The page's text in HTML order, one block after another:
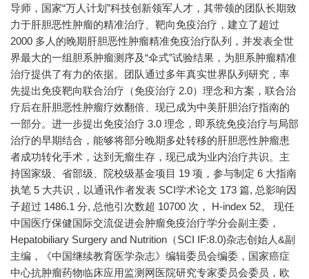
导师，国家“万人计划”科技创新领军人才，其带领的团队长期致
力于肝胆恶性肿瘤的精准治疗、靶向免疫治疗，建立了超过
2000 多人的晚期肝胆恶性肿瘤精准免疫治疗队列，并发表全世
界最大的一组胆系肿瘤测序及“伞式”试验结果，为胆系肿瘤精准
治疗提供了有力的依据。团队通过多年真实世界队列研究，率
先提出免疫靶向联合治疗（免疫治疗 2.0）理念和方案，联合治
疗后在肝胆恶性肿瘤疗效翻倍、现已成为中美肝胆治疗指南的
一部分。进一步提出免疫治疗 3.0 理念，即系统免疫治疗与局部
治疗的早期结合，能够将部分晚期多处转移的肝胆恶性肿瘤患
者成功转化手术，达到无瘤生存，现已成为业内治疗共识。主
持国家级、省部级、院校级基金项目 19 项，参与制定 6 大指南
执笔 5 大共识，以通讯作者发表 SCI学术论文 173 篇, 总影响因
子超过 1486.1 分, 总他引次数超 10700 次， H-index 52。 现任
中国医疗保健国际交流促进会肿瘤免疫治疗学分会副主委，
Hepatobiliary Surgery and Nutrition（SCI IF:8.0)杂志创始人&副
主编，《中国继续教育医学杂志》编辑委员会编委，国家癌症
中心抗肿瘤药物临床应用监测网医院研究专家委员会委员，欧